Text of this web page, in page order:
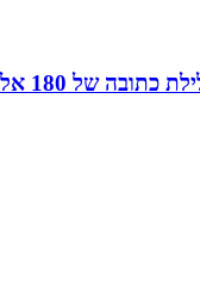
180 אלף שקל